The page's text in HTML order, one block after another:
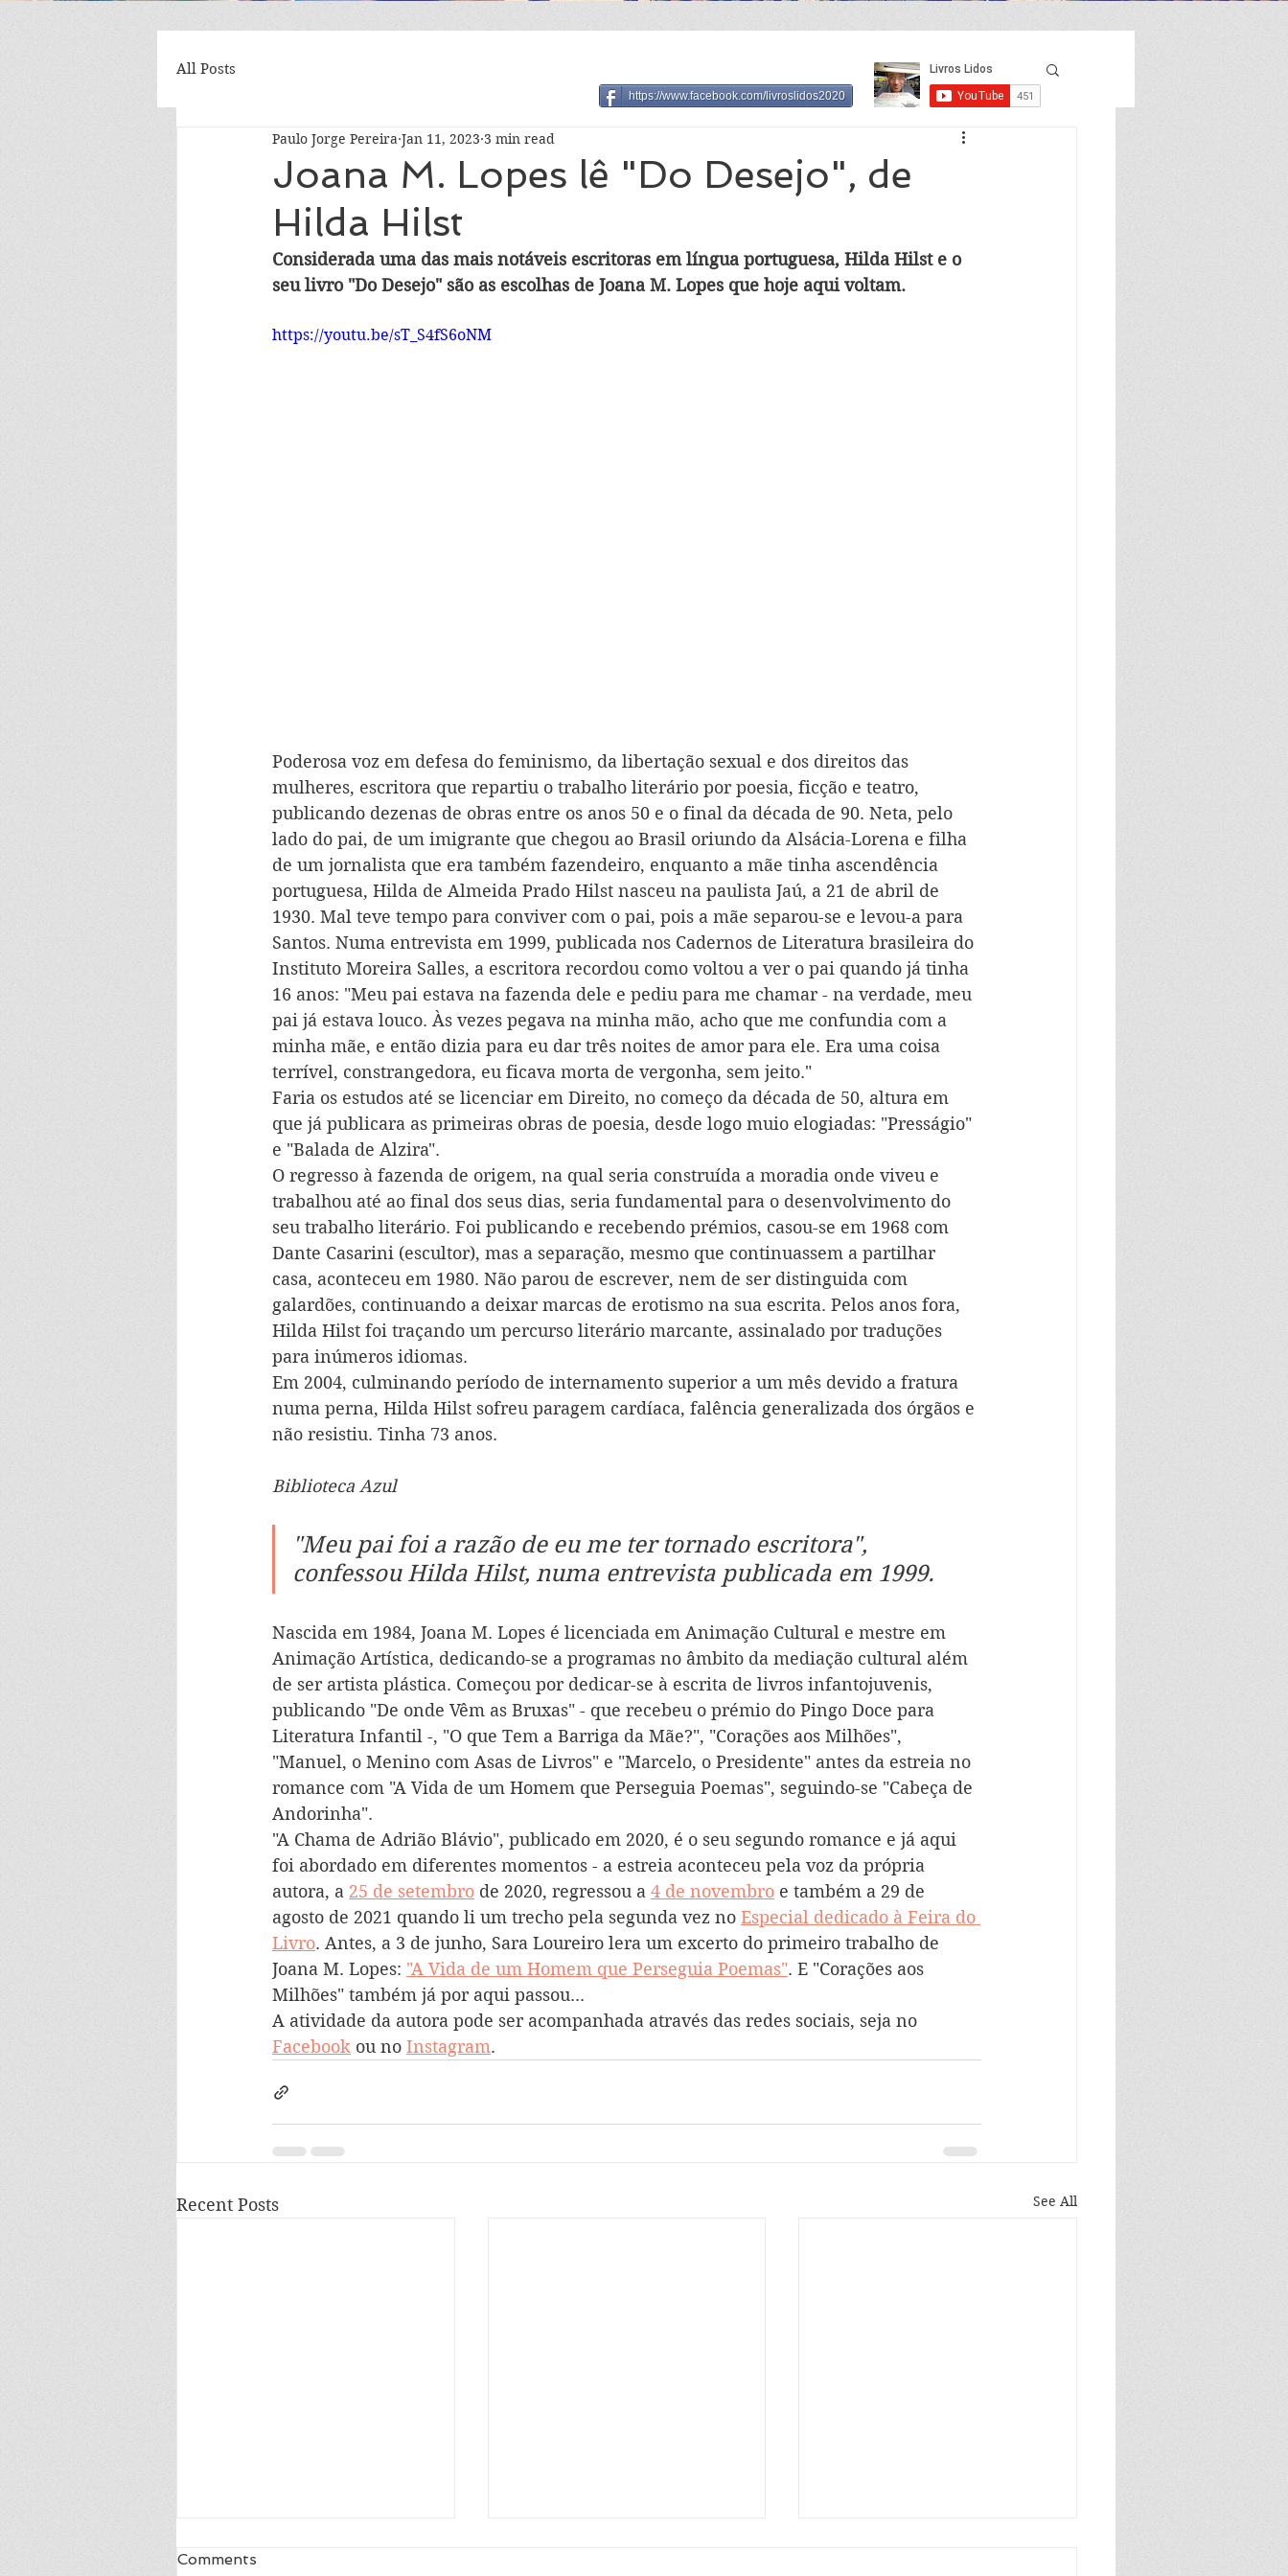
All Posts
Joana M. Lopes lê "Do Desejo", de
Hilda Hilst
Paulo Jorge Pereira Jan 11, 2023 3 min read
Considerada uma das mais notáveis escritoras em língua portuguesa, Hilda Hilst e o
seu livro "Do Desejo" são as escolhas de Joana M. Lopes que hoje aqui voltam.
https://youtu.be/sT_S4fS6oNM
Poderosa voz em defesa do feminismo, da libertação sexual e dos direitos das
mulheres, escritora que repartiu o trabalho literário por poesia, ficção e teatro,
publicando dezenas de obras entre os anos 50 e o final da década de 90. Neta, pelo
lado do pai, de um imigrante que chegou ao Brasil oriundo da Alsácia-Lorena e filha
de um jornalista que era também fazendeiro, enquanto a mãe tinha ascendência
portuguesa, Hilda de Almeida Prado Hilst nasceu na paulista Jaú, a 21 de abril de
1930. Mal teve tempo para conviver com o pai, pois a mãe separou-se e levou-a para
Santos. Numa entrevista em 1999, publicada nos Cadernos de Literatura brasileira do
Instituto Moreira Salles, a escritora recordou como voltou a ver o pai quando já tinha
16 anos: "Meu pai estava na fazenda dele e pediu para me chamar - na verdade, meu
pai já estava louco. Às vezes pegava na minha mão, acho que me confundia com a
minha mãe, e então dizia para eu dar três noites de amor para ele. Era uma coisa
terrível, constrangedora, eu ficava morta de vergonha, sem jeito."
Faria os estudos até se licenciar em Direito, no começo da década de 50, altura em
que já publicara as primeiras obras de poesia, desde logo muio elogiadas: "Presságio"
e "Balada de Alzira".
O regresso à fazenda de origem, na qual seria construída a moradia onde viveu e
trabalhou até ao final dos seus dias, seria fundamental para o desenvolvimento do
seu trabalho literário. Foi publicando e recebendo prémios, casou-se em 1968 com
Dante Casarini (escultor), mas a separação, mesmo que continuassem a partilhar
casa, aconteceu em 1980. Não parou de escrever, nem de ser distinguida com
galardões, continuando a deixar marcas de erotismo na sua escrita. Pelos anos fora,
Hilda Hilst foi traçando um percurso literário marcante, assinalado por traduções
para inúmeros idiomas.
Em 2004, culminando período de internamento superior a um mês devido a fratura
numa perna, Hilda Hilst sofreu paragem cardíaca, falência generalizada dos órgãos e
não resistiu. Tinha 73 anos.
Biblioteca Azul
"Meu pai foi a razão de eu me ter tornado escritora",
confessou Hilda Hilst, numa entrevista publicada em 1999.
Nascida em 1984, Joana M. Lopes é licenciada em Animação Cultural e mestre em
Animação Artística, dedicando-se a programas no âmbito da mediação cultural além
de ser artista plástica. Começou por dedicar-se à escrita de livros infantojuvenis,
publicando "De onde Vêm as Bruxas" - que recebeu o prémio do Pingo Doce para
Literatura Infantil -, "O que Tem a Barriga da Mãe?", "Corações aos Milhões",
"Manuel, o Menino com Asas de Livros" e "Marcelo, o Presidente" antes da estreia no
romance com "A Vida de um Homem que Perseguia Poemas", seguindo-se "Cabeça de
Andorinha".
"A Chama de Adrião Blávio", publicado em 2020, é o seu segundo romance e já aqui
foi abordado em diferentes momentos - a estreia aconteceu pela voz da própria
autora, a 25 de setembro de 2020, regressou a 4 de novembro e também a 29 de
agosto de 2021 quando li um trecho pela segunda vez no Especial dedicado à Feira do
Livro. Antes, a 3 de junho, Sara Loureiro lera um excerto do primeiro trabalho de
Joana M. Lopes: "A Vida de um Homem que Perseguia Poemas". E "Corações aos
Milhões" também já por aqui passou...
A atividade da autora pode ser acompanhada através das redes sociais, seja no
Facebook ou no Instagram.
Recent Posts See All
Comments
https://www.facebook.com/livroslidos2020